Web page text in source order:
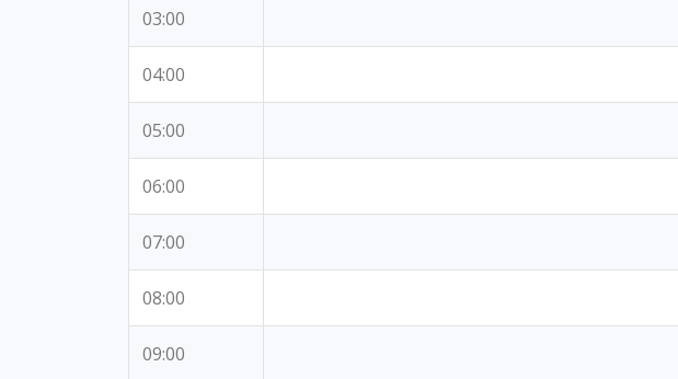
03:00
04:00
05:00
06:00
07:00
08:00
09:00